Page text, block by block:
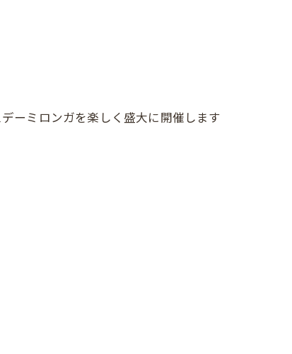
ーミロンガを楽しく盛大に開催します